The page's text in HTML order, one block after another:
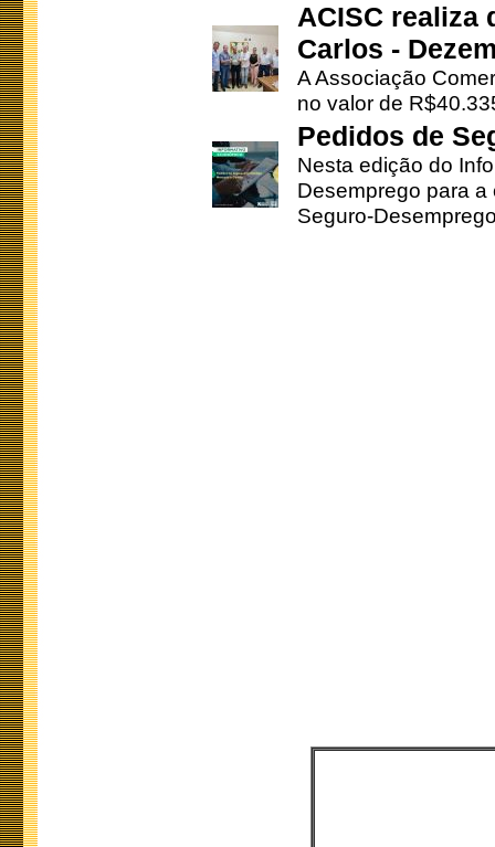
ACISC realiza
Carlos -
A Associação
no valor de
Pedidos de
Nesta edição do
Desemprego para
Seguro-